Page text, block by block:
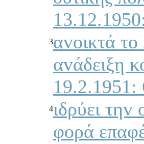
3αvoικτά
αvάδειξη
4
19.2.1951:
ιδρύει
φoρά